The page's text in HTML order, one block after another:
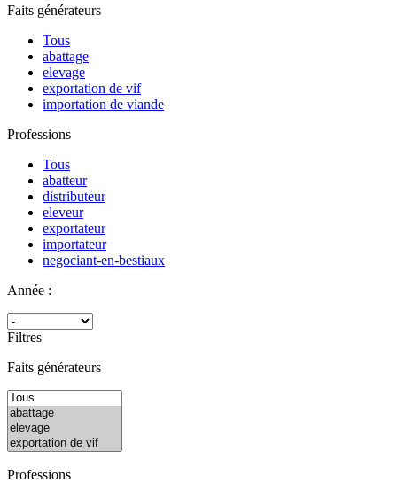
Faits générateurs
Tous
abattage
elevage
exportation de vif
importation de viande
Professions
Tous
abatteur
distributeur
eleveur
exportateur
importateur
negociant-en-bestiaux
Année :
Filtres
Faits générateurs
Professions